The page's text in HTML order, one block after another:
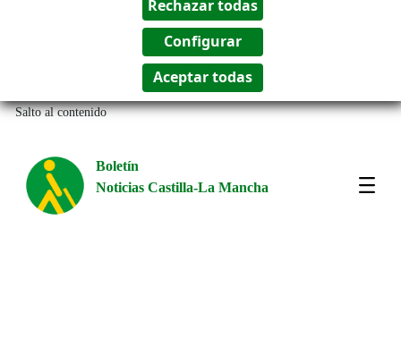
Salto al contenido
Boletín
Noticias Castilla-La Mancha